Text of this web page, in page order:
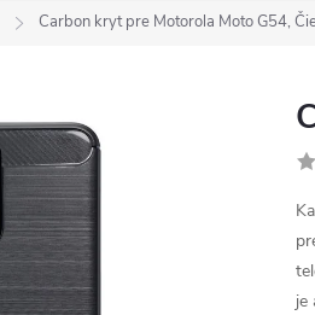
Carbon kryt pre Motorola Moto G54,
je